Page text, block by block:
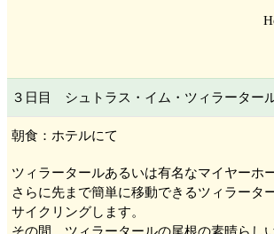
３日目 シュトラス・イム・ツィラーター
朝食：ホテルにて
ツィラータールあるいは有名なマイヤーホ
さらに先まで簡単に移動できるツィラータ
サイクリングします。